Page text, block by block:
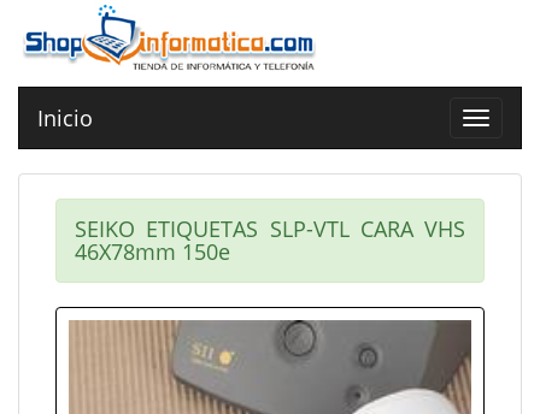
Toggle
Inicio
SEIKO ETIQUETAS SLP-VTL CARA VHS
46X78mm 150e